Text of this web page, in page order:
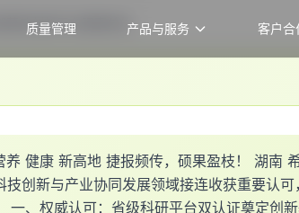
质量管理 产品与服务 客户合
营养创新平台理事单位
养 健康 新高地 捷报频传， 硕果盈枝 ！ 湖南
技创 新与产业协同发展领域接连收获重要认可
一、 权威认可： 省级科研平台双认证奠定创 新